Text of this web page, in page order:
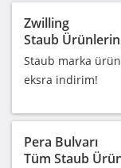
Zwilling
Staub
Staub marka
eksra indirim!
Pera Bulvarı
Tüm Staub